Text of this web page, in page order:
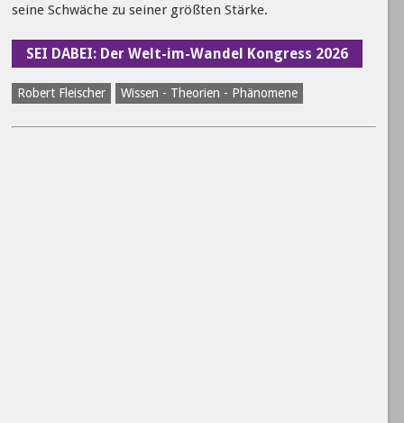
seine Schwäche zu seiner größten Stärke.
SEI DABEI: Der Welt-im-Wandel Kongress 2026
Robert Fleischer Wissen - Theorien - Phänomene